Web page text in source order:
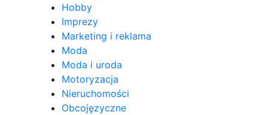
Hobby
Imprezy
Marketing i reklama
Moda
Moda i uroda
Motoryzacja
Nieruchomości
Obcojęzyczne